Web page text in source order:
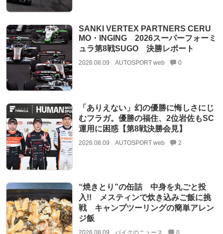
SANKI VERTEX PARTNERS CERU
MO・INGING 2026スーパーフォーミ
ュラ第8戦SUGO 決勝レポート
2026.08.09 AUTOSPORT web 0
「ありえない」幻の優勝に悔しさにじ
むフラガ。優勝の福住、2位岩佐もSC
運用に困惑【第8戦決勝会見】
2026.08.09 AUTOSPORT web 2
“焼きとり”の缶詰 中身を丸ごと投
入!! メスティンで炊き込みご飯に挑
戦 キャンプツーリングの簡単アレン
ジ飯
2026.08.09 バイクのニュース 0